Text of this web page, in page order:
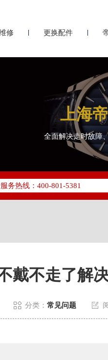
修 更换配件
上海
全面解决走时故障
务热线：400-801-5381
地址：
广场写字楼8层806室（需提前
戴不走了解
 分类： 常见问题 